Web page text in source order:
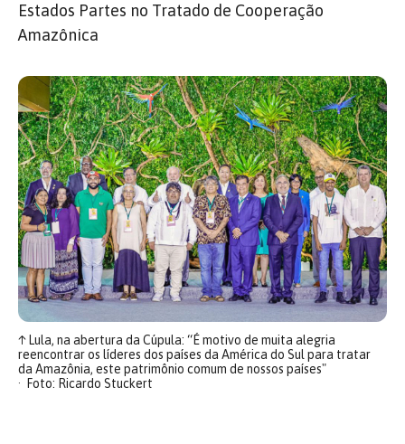
Estados Partes no Tratado de Cooperação
Amazônica
↑Lula, na abertura da Cúpula: “É motivo de muita alegria
reencontrar os líderes dos países da América do Sul para tratar
da Amazônia, este patrimônio comum de nossos países"
Foto: Ricardo Stuckert